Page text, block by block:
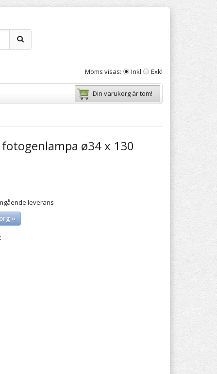
Moms visas: Inkl Exkl
Din varukorg är tom!
ø34 x 130
leverans
»